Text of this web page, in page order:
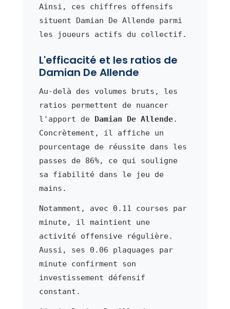
Ainsi, ces chiffres offensifs
situent Damian De Allende parmi
les joueurs actifs du collectif.
L'efficacité et les ratios de
Damian De Allende
Au-delà des volumes bruts, les
ratios permettent de nuancer
l'apport de Damian De Allende.
Concrètement, il affiche un
pourcentage de réussite dans les
passes de 86%, ce qui souligne
sa fiabilité dans le jeu de
mains.
Notamment, avec 0.11 courses par
minute, il maintient une
activité offensive régulière.
Aussi, ses 0.06 plaquages par
minute confirment son
investissement défensif
constant.